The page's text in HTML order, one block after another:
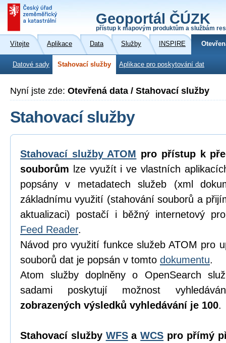
Geoportál ČÚZK
přístup k mapovým produktům a službám
Vítejte Aplikace Data Služby INSPIRE
Datové sady Stahovací služby Aplikace pro poskytování dat
Nyní jste zde: Otevřená data / Stahovací služby
Stahovací služby
Stahovací služby ATOM pro přístup k
souborům lze využít i ve vlastních
popsány v metadatech služeb (xml
základnímu využití (stahování souborů a
aktualizaci) postačí i běžný internetový
Feed Reader.
Návod pro využití funkce služeb ATOM pro
souborů dat je popsán v tomto dokumentu.
Atom služby doplněny o OpenSearch
sadami poskytují možnost
zobrazených výsledků vyhledávání je 100.
Stahovací služby WFSaWCS pro přímý